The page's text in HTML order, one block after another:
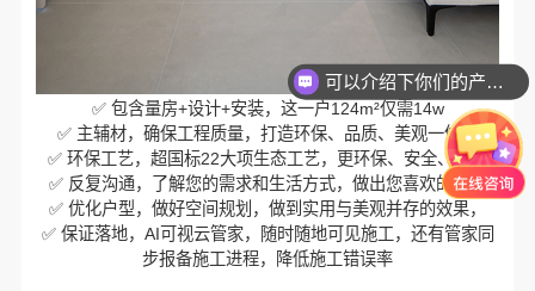
✅ 包含量房+设计+安装，这一户124m²仅需14w
✅ 主辅材，确保工程质量，打造环保、品质、美观一体化
✅ 环保工艺，超国标22大项生态工艺，更环保、安全、耐用
✅ 反复沟通，了解您的需求和生活方式，做出您喜欢的设计
✅ 优化户型，做好空间规划，做到实用与美观并存的效果，
✅ 保证落地，AI可视云管家，随时随地可见施工，还有管家同
步报备施工进程，降低施工错误率
你们是怎么收费的呢？